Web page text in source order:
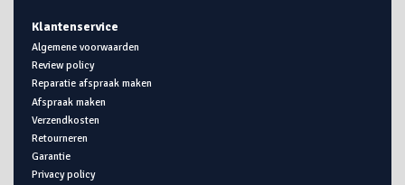
Klantenservice
Algemene voorwaarden
Review policy
Reparatie afspraak maken
Afspraak maken
Verzendkosten
Retourneren
Garantie
Privacy policy